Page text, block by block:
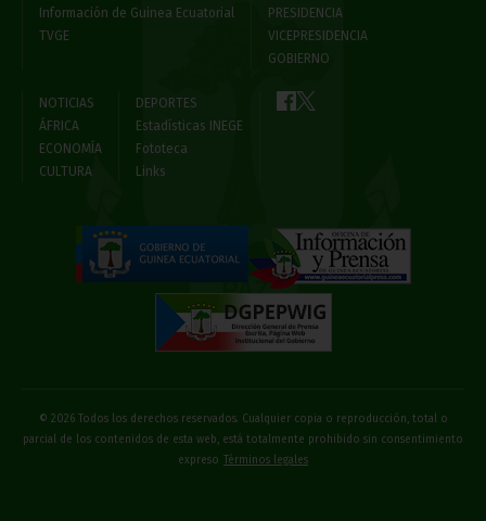
Información de Guinea Ecuatorial
TVGE
PRESIDENCIA
VICEPRESIDENCIA
GOBIERNO
NOTICIAS
ÁFRICA
ECONOMÍA
CULTURA
DEPORTES
Estadísticas INEGE
Fototeca
Links
© 2026 Todos los derechos reservados. Cualquier copia o reproducción, total o
parcial de los contenidos de esta web, está totalmente prohibido sin consentimiento
expreso
Términos legales